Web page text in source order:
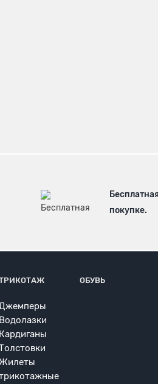
Бесплатная
покупке.
Водолазки
Кардиганы
ОБУВЬ